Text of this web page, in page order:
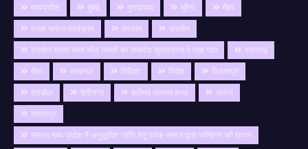
मध्यप्रदेश
मुंबई मुरादाबाद मुरैना
मैहर
रजक समाज कार्यक्रम
रतलाम
रायसेन
रायसेन तात्या मामा भील जयंती का समारोह सुल्तानगंज में रखा गया
राहतगढ़
रीवा
लखनऊ विदिशा विदेश
विलासपुर
शहडोल
श्रीनगर श्रीमद् भागवत कथा
सतना
सतलापुर
समस्त मध्य प्रदेश मै अनुसूचित जाति हेतु रजक समाज द्वारा कमिश्नर को ज्ञापन